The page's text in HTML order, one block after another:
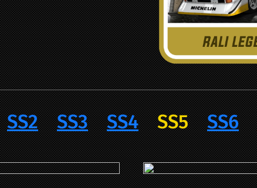
SS2 SS3 SS4 SS5 SS6